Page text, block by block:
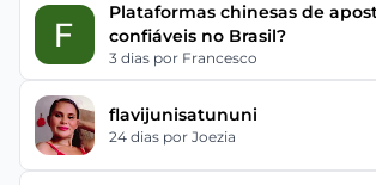
Plataformas chinesas de
confiáveis no Brasil?
3 dias por Francesco
flavijunisatununi
24 dias por Joezia